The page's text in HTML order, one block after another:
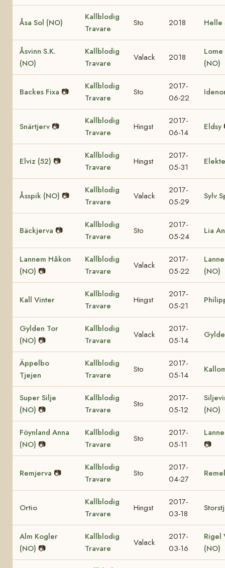
Åsa Sol (NO)
Kallblodig
Travare
Sto 2018 Helle
Åsvinn S.K.
(NO)
Kallblodig
Travare
Valack 2018
(NO)
Backes Fixa 📷
Kallblodig
Travare
Sto
2017-
06-22
Snärtjerv 📷
Kallblodig
Travare
Hingst
2017-
06-14
Eldsy
Elviz (52) 📷
Kallblodig
Travare
Hingst
2017-
05-31
Åsspik (NO) 📷
Kallblodig
Travare
Valack
2017-
05-29
Sylv
Bäckjerva 📷
Kallblodig
Travare
Sto
2017-
05-24
Lia
Lannem Håkon
(NO) 📷
Kallblodig
Travare
Valack
2017-
05-22
(NO)
Kall Vinter
Kallblodig
Travare
Hingst
2017-
05-21
Gylden Tor
(NO) 📷
Kallblodig
Travare
Valack
2017-
05-14
Äppelbo
Tjejen
Kallblodig
Travare
Sto
2017-
05-14
Super Silje
(NO) 📷
Kallblodig
Travare
Sto
2017-
05-12
(NO)
Föynland Anna
(NO) 📷
Kallblodig
Travare
Sto
2017-
05-11
📷
Remjerva 📷
Kallblodig
Travare
Sto
2017-
04-27
Ortio
Kallblodig
Travare
Hingst
2017-
03-18
Alm Kogler
(NO) 📷
Kallblodig
Travare
Valack
2017-
03-16
Rigel
(NO)